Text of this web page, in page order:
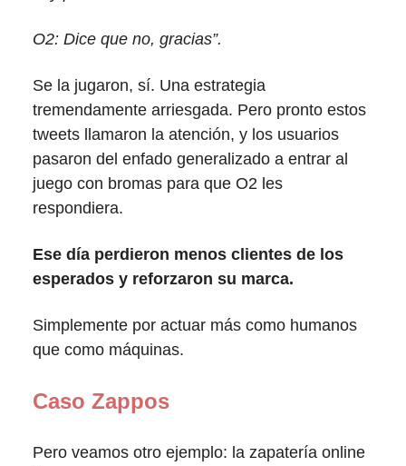
O2: Dice que no, gracias”.
Se la jugaron, sí. Una estrategia
tremendamente arriesgada. Pero pronto estos
tweets llamaron la atención, y los usuarios
pasaron del enfado generalizado a entrar al
juego con bromas para que O2 les
respondiera.
Ese día perdieron menos clientes de los
esperados y reforzaron su marca.
Simplemente por actuar más como humanos
que como máquinas.
Caso Zappos
Pero veamos otro ejemplo: la zapatería online